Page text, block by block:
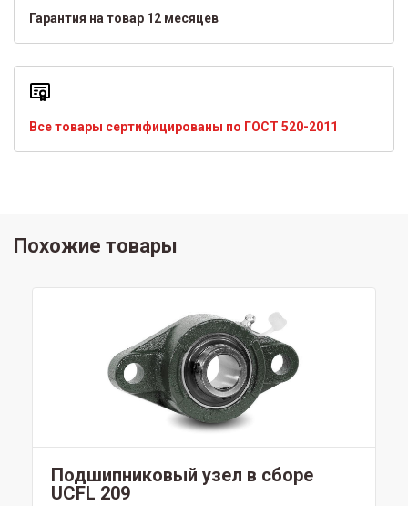
Гарантия на товар 12 месяцев
Все товары сертифицированы по ГОСТ 520-2011
Похожие товары
Подшипниковый узел в сборе
UCFL 209